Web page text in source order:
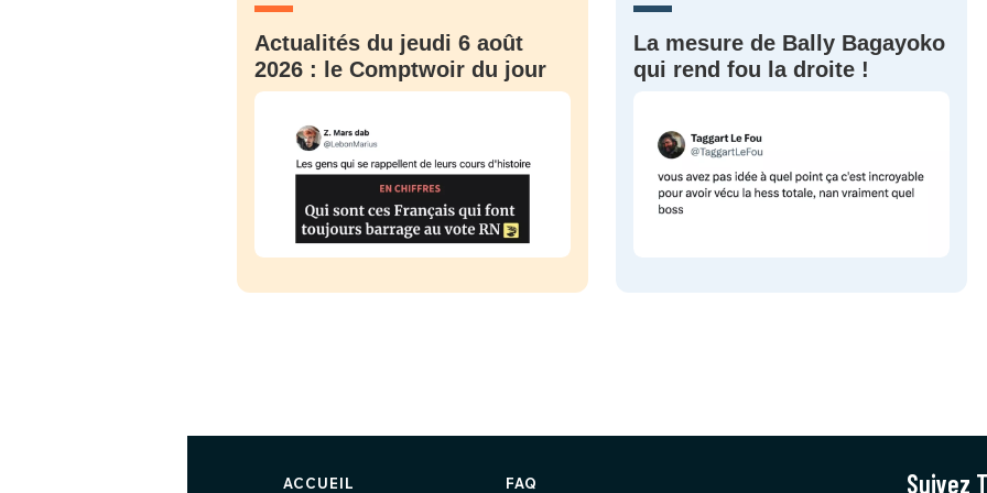
Actualités du jeudi 6 août
2026 : le Comptwoir du jour
La mesure de Bally Bagayoko
qui rend fou la droite !
ACCUEIL FAQ Suivez